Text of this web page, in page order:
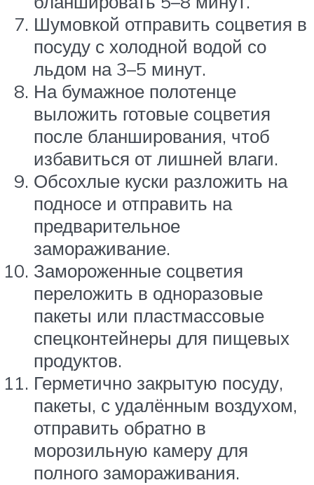
Шумовкой отправить соцветия в
посуду с холодной водой со
льдом на 3–5 минут.
На бумажное полотенце
выложить готовые соцветия
после бланширования, чтоб
избавиться от лишней влаги.
Обсохлые куски разложить на
подносе и отправить на
предварительное
замораживание.
Замороженные соцветия
переложить в одноразовые
пакеты или пластмассовые
спецконтейнеры для пищевых
продуктов.
Герметично закрытую посуду,
пакеты, с удалённым воздухом,
отправить обратно в
морозильную камеру для
полного замораживания.